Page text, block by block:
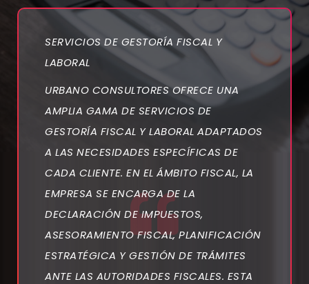
SERVICIOS DE GESTORÍA FISCAL Y
LABORAL
URBANO CONSULTORES OFRECE UNA
AMPLIA GAMA DE SERVICIOS DE
GESTORÍA FISCAL Y LABORAL ADAPTADOS
A LAS NECESIDADES ESPECÍFICAS DE
CADA CLIENTE. EN EL ÁMBITO FISCAL, LA
EMPRESA SE ENCARGA DE LA
DECLARACIÓN DE IMPUESTOS,
ASESORAMIENTO FISCAL, PLANIFICACIÓN
ESTRATÉGICA Y GESTIÓN DE TRÁMITES
ANTE LAS AUTORIDADES FISCALES. ESTA